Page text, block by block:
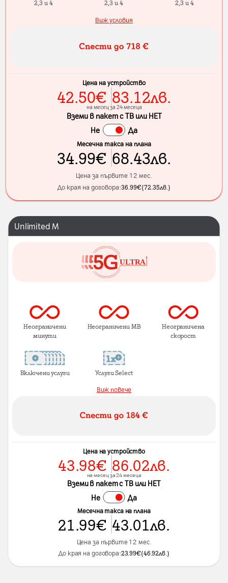
2,3 и 4
2,3 и 4
2,3 и 4
Виж условия
Цена на устройство
42.50€ 83.12лв.
на месец за 24 месеца
Вземи в пакет с ТВ или НЕТ
Не
Да
Месечна такса на плана
34.99€ 68.43лв.
Цена за първите 12 мес.
До края на договора:36.99€(72.35лв. )
Unlimited M
Неограничени
минути
Неограничени MB Неограничена
скорост
Включени услуги Услуги Select
Виж повече
Цена на устройство
43.98€ 86.02лв.
на месец за 24 месеца
Вземи в пакет с ТВ или НЕТ
Не Да
Месечна такса на плана
21.99€ 43.01лв.
Цена за първите 12 мес.
До края на договора:23.99€(46.92лв.)